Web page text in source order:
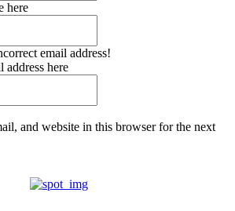
here
email address!
address here
and website in this browser for the next